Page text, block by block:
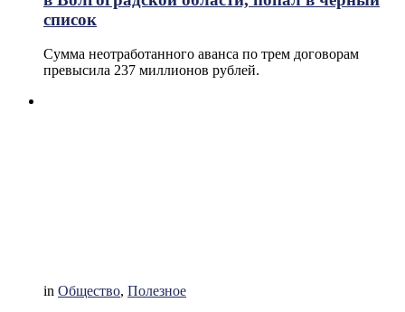
список
Сумма неотработанного аванса по трем договорам
превысила 237 миллионов рублей.
in Общество, Полезное